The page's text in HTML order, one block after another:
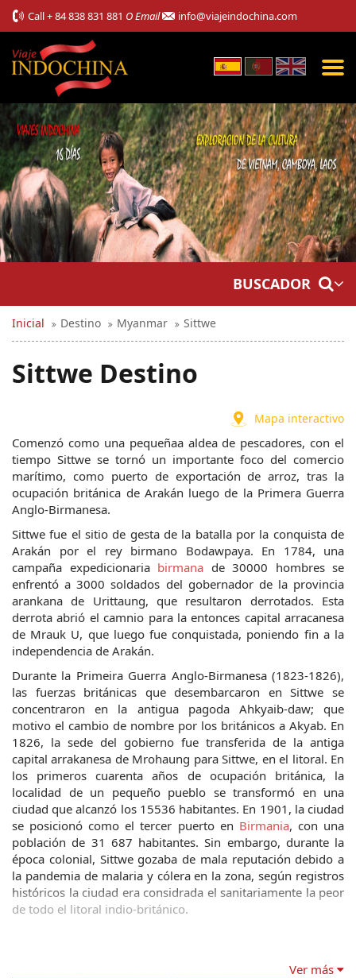
Call+ 84 838 831 881 O Email info@viajeindochina.com
BUSCADOR
Inicial Destino Myanmar Sittwe
Sittwe Destino
Mapa interactivo
Comenzó como una pequeñaa aldea de pescadores, con el
tiempo Sittwe se tornó un importante foco del comercio
marítimo, como puerto de exportación de arroz, tras la
ocupación británica de Arakán luego de la Primera Guerra
Anglo-Birmanesa.
Sittwe fue el sitio de gesta de la batalla por la conquista de
Arakán por el rey birmano Bodawpaya. En 1784, una
campaña expedicionaria birmana de 30000 hombres se
enfrentó a 3000 soldados del gobernador de la provincia
arankana de Urittaung, que resultaron derrotados. Esta
derrota abrió el camnio para la entonces capital arracanesa
de Mrauk U, que luego fue conquistada, poniendo fin a la
independencia de Arakán.
Durante la Primeira Guerra Anglo-Birmanesa (1823-1826),
las fuerzas británicas que desembarcaron en Sittwe se
concentraron en la antigua pagoda Ahkyaib-daw; que
motivo el cambio de nombre por los británicos a Akyab. En
1826, la sede del gobierno fue transferida de la antiga
capital arrakanesa de Mrohaung para Sittwe, en el litoral. En
los primeros cuarenta años de ocupación británica, la
localidad de un pequeño pueblo se transformó en una
ciudad que alcanzó los 15536 habitantes. En 1901, la ciudad
se posicionó como el tercer puerto en Birmania, con una
población de 31 687 habitantes. Sin embargo, durante la
época colonial, Sittwe gozaba de mala reputación debido a
la pandemia de malaria y cólera en la zona, según registros
históricos la ciudad era considrada el sanitariamente la peor
de todo el litoral indio-británico.
Ver más